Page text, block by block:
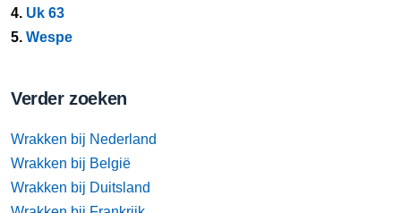
4. Uk 63
5. Wespe
Verder zoeken
Wrakken bij Nederland
Wrakken bij België
Wrakken bij Duitsland